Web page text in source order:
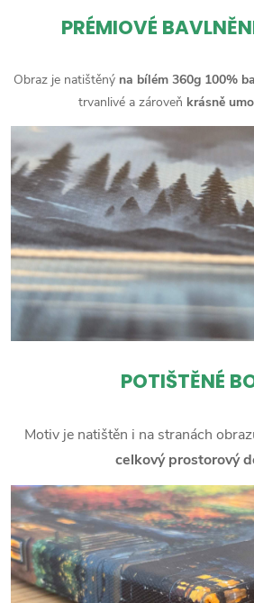
PRÉMIOVÉ
Obraz je natištěný na bílém 360g 100%
trvanlivé a zároveň krásně
POTIŠTĚNÉ
Motiv je natištěn i na stranách
celkový prostorový